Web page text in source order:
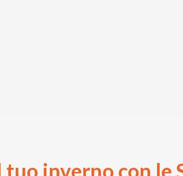
tuo inverno con le